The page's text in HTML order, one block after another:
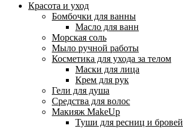
Красота и уход
Бомбочки для ванны
Масло для ванн
Морская соль
Мыло ручной работы
Косметика для ухода за телом
Маски для лица
Крем для рук
Гели для душа
Средства для волос
Макияж MakeUp
Туши для ресниц и бровей